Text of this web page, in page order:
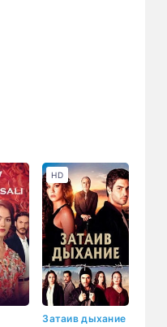
Затаив дыхание
HD